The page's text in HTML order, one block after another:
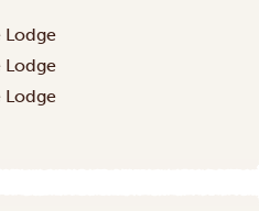
Lodge
Lodge
Lodge